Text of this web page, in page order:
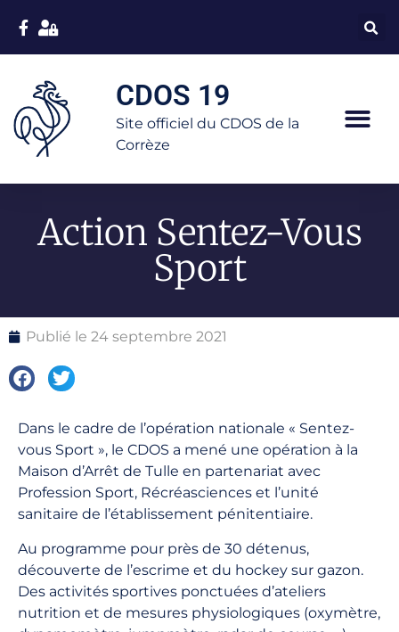
CDOS 19
Site officiel du CDOS de la
Corrèze
Action Sentez-Vous
Sport
Publié le 24 septembre 2021
Dans le cadre de l’opération nationale « Sentez-
vous Sport », le CDOS a mené une opération à la
Maison d’Arrêt de Tulle en partenariat avec
Profession Sport, Récréasciences et l’unité
sanitaire de l’établissement pénitentiaire.
Au programme pour près de 30 détenus,
découverte de l’escrime et du hockey sur gazon.
Des activités sportives ponctuées d’ateliers
nutrition et de mesures physiologiques (oxymètre,